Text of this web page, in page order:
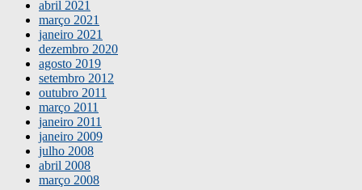
abril 2021
março 2021
janeiro 2021
dezembro 2020
agosto 2019
setembro 2012
outubro 2011
março 2011
janeiro 2011
janeiro 2009
julho 2008
abril 2008
março 2008